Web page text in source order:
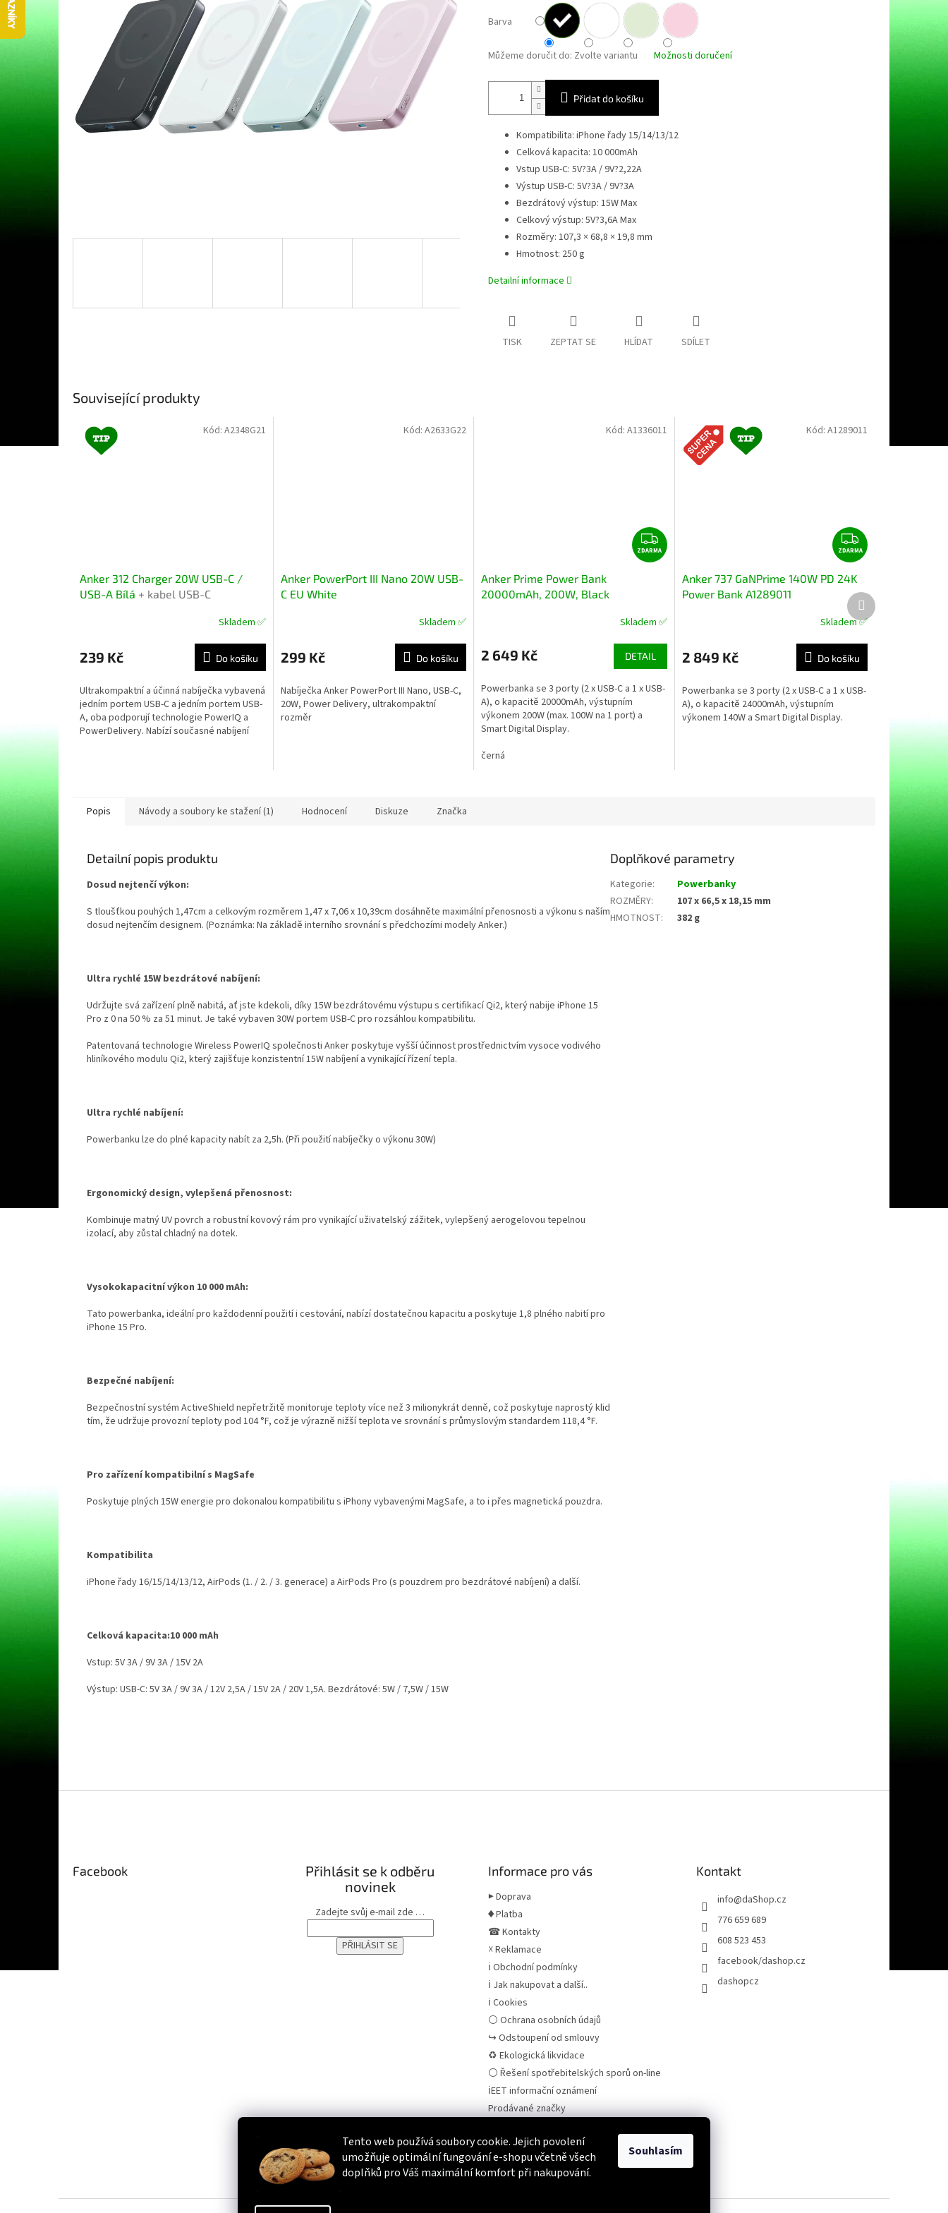
Tento web používá soubory cookie. Jejich povolení
umožňuje optimální fungování e-shopu včetně všech
doplňků pro Váš maximální komfort při nakupování.
Souhlasím
Barva
Můžeme doručit do: Zvolte variantu Možnosti doručení
Přidat do košíku
Kompatibilita: iPhone řady 15/14/13/12
Celková kapacita: 10 000mAh
Vstup USB-C: 5V?3A / 9V?2,22A
Výstup USB-C: 5V?3A / 9V?3A
Bezdrátový výstup: 15W Max
Celkový výstup: 5V?3,6A Max
Rozměry: 107,3 × 68,8 × 19,8 mm
Hmotnost: 250 g
Detailní informace
TISK ZEPTAT SE HLÍDAT SDÍLET
Související produkty
Anker 312 Charger 20W USB-C /
USB-A Bílá + kabel USB-C
Skladem ✅
239 Kč Do košíku
Ultrakompaktní a účinná nabíječka vybavená
jedním portem USB-C a jedním portem USB-
A, oba podporují technologie PowerIQ a
PowerDelivery. Nabízí současné nabíjení
Kód: A2348G21
Anker PowerPort III Nano 20W USB-
C EU White
Skladem ✅
299 Kč Do košíku
Nabíječka Anker PowerPort III Nano, USB-C,
20W, Power Delivery, ultrakompaktní
rozměr
Kód: A2633G22
Z
D
A
ZDARMA
Anker Prime Power Bank
20000mAh, 200W, Black
Skladem ✅
2 649 Kč DETAIL
Powerbanka se 3 porty (2 x USB-C a 1 x USB-
A), o kapacitě 20000mAh, výstupním
výkonem 200W (max. 100W na 1 port) a
Smart Digital Display.
černá
Kód: A1336011
Z
D
R
M
A
ZDARMA
Anker 737 GaNPrime 140W PD 24K
Power Bank A1289011
Skladem ✅
2 849 Kč Do košíku
Powerbanka se 3 porty (2 x USB-C a 1 x USB-
A), o kapacitě 24000mAh, výstupním
výkonem 140W a Smart Digital Display.
Kód: A1289011
Další
produkt
Popis Návody a soubory ke stažení (1) Hodnocení Diskuze Značka
Detailní popis produktu
Dosud nejtenčí výkon:
S tloušťkou pouhých 1,47cm a celkovým rozměrem 1,47 x 7,06 x 10,39cm dosáhněte maximální přenosnosti a výkonu s naším
dosud nejtenčím designem. (Poznámka: Na základě interního srovnání s předchozími modely Anker.)
Ultra rychlé 15W bezdrátové nabíjení:
Udržujte svá zařízení plně nabitá, ať jste kdekoli, díky 15W bezdrátovému výstupu s certifikací Qi2, který nabije iPhone 15
Pro z 0 na 50 % za 51 minut. Je také vybaven 30W portem USB-C pro rozsáhlou kompatibilitu.
Patentovaná technologie Wireless PowerIQ společnosti Anker poskytuje vyšší účinnost prostřednictvím vysoce vodivého
hliníkového modulu Qi2, který zajišťuje konzistentní 15W nabíjení a vynikající řízení tepla.
Ultra rychlé nabíjení:
Powerbanku lze do plné kapacity nabít za 2,5h. (Při použití nabíječky o výkonu 30W)
Ergonomický design, vylepšená přenosnost:
Kombinuje matný UV povrch a robustní kovový rám pro vynikající uživatelský zážitek, vylepšený aerogelovou tepelnou
izolací, aby zůstal chladný na dotek.
Vysokokapacitní výkon 10 000 mAh:
Tato powerbanka, ideální pro každodenní použití i cestování, nabízí dostatečnou kapacitu a poskytuje 1,8 plného nabití pro
iPhone 15 Pro.
Bezpečné nabíjení:
Bezpečnostní systém ActiveShield nepřetržitě monitoruje teploty více než 3 milionykrát denně, což poskytuje naprostý klid
tím, že udržuje provozní teploty pod 104 °F, což je výrazně nižší teplota ve srovnání s průmyslovým standardem 118,4 °F.
Pro zařízení kompatibilní s MagSafe
Poskytuje plných 15W energie pro dokonalou kompatibilitu s iPhony vybavenými MagSafe, a to i přes magnetická pouzdra.
Kompatibilita
iPhone řady 16/15/14/13/12, AirPods (1. / 2. / 3. generace) a AirPods Pro (s pouzdrem pro bezdrátové nabíjení) a další.
Celková kapacita:10 000 mAh
Vstup: 5V 3A / 9V 3A / 15V 2A
Výstup: USB-C: 5V 3A / 9V 3A / 12V 2,5A / 15V 2A / 20V 1,5A. Bezdrátové: 5W / 7,5W / 15W
Doplňkové parametry
Kategorie:
Powerbanky
ROZMĚRY:
107 x 66,5 x 18,15 mm
HMOTNOST: 382 g
Facebook
Přihlásit se k odběru
novinek
Zadejte svůj e-mail zde …
Informace pro vás
▶ Doprava
♦ Platba
☎ Kontakty
☓ Reklamace
ℹ Obchodní podmínky
ℹ Jak nakupovat a další..
ℹ Cookies
⚪ Ochrana osobních údajů
↪ Odstoupení od smlouvy
♻ Ekologická likvidace
⚪ Řešení spotřebitelských sporů on-line
ℹEET informační oznámení
Prodávané značky
Kontakt
info@daShop.cz
776 659 689
608 523 453
facebook/dashop.cz
dashopcz
Heureka.cz Zboží.cz Srovnáme.cz